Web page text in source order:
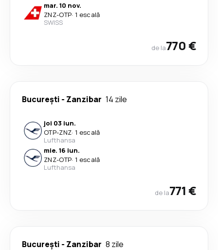
mar. 10 nov.
ZNZ-OTP· 1 escală
SWISS
de la770 €
București - Zanzibar 14 zile
joi 03 iun.
OTP-ZNZ· 1 escală
Lufthansa
mie. 16 iun.
ZNZ-OTP· 1 escală
Lufthansa
de la771 €
București - Zanzibar 8 zile